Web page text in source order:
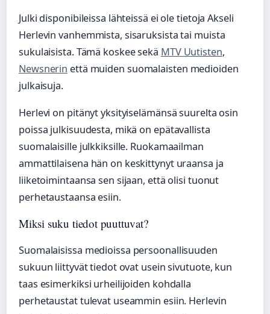
Julki disponibileissa lähteissä ei ole tietoja Akseli
Herlevin vanhemmista, sisaruksista tai muista
sukulaisista. Tämä koskee sekä MTV Uutisten,
Newsnerin että muiden suomalaisten medioiden
julkaisuja.
Herlevi on pitänyt yksityiselämänsä suurelta osin
poissa julkisuudesta, mikä on epätavallista
suomalaisille julkkiksille. Ruokamaailman
ammattilaisena hän on keskittynyt uraansa ja
liiketoimintaansa sen sijaan, että olisi tuonut
perhetaustaansa esiin.
Miksi suku tiedot puuttuvat?
Suomalaisissa medioissa persoonallisuuden
sukuun liittyvät tiedot ovat usein sivutuote, kun
taas esimerkiksi urheilijoiden kohdalla
perhetaustat tulevat useammin esiin. Herlevin